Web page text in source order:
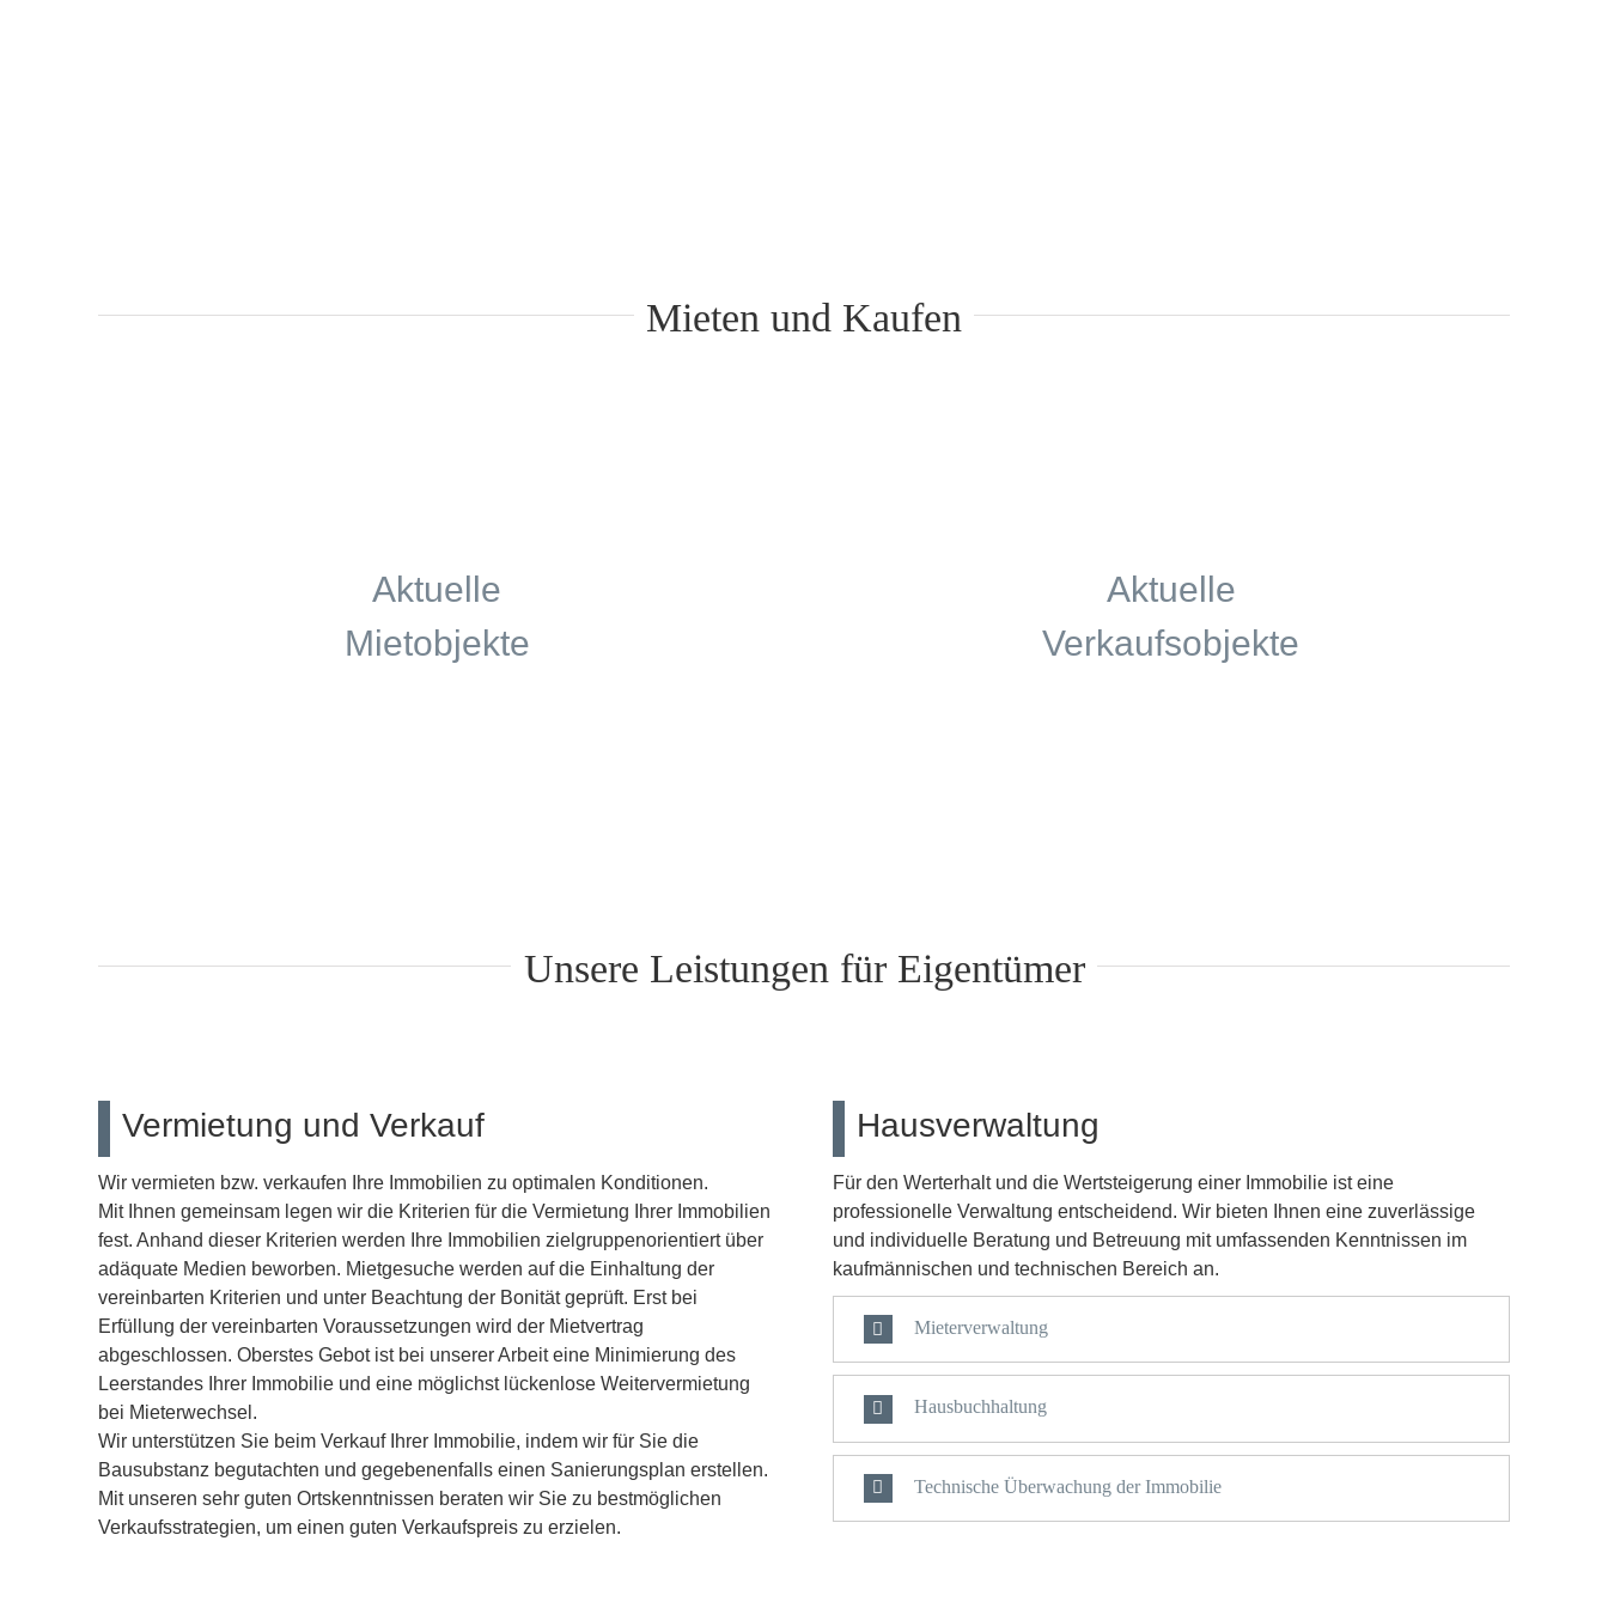
Mieten und Kaufen
Aktuelle
Mietobjekte
Aktuelle
Verkaufsobjekte
Unsere Leistungen für Eigentümer
Vermietung und Verkauf
Wir vermieten bzw. verkaufen Ihre Immobilien zu optimalen Konditionen.
Mit Ihnen gemeinsam legen wir die Kriterien für die Vermietung Ihrer Immobilien
fest. Anhand dieser Kriterien werden Ihre Immobilien zielgruppenorientiert über
adäquate Medien beworben. Mietgesuche werden auf die Einhaltung der
vereinbarten Kriterien und unter Beachtung der Bonität geprüft. Erst bei
Erfüllung der vereinbarten Voraussetzungen wird der Mietvertrag
abgeschlossen. Oberstes Gebot ist bei unserer Arbeit eine Minimierung des
Leerstandes Ihrer Immobilie und eine möglichst lückenlose Weitervermietung
bei Mieterwechsel.
Wir unterstützen Sie beim Verkauf Ihrer Immobilie, indem wir für Sie die
Bausubstanz begutachten und gegebenenfalls einen Sanierungsplan erstellen.
Mit unseren sehr guten Ortskenntnissen beraten wir Sie zu bestmöglichen
Verkaufsstrategien, um einen guten Verkaufspreis zu erzielen.
Hausverwaltung
Für den Werterhalt und die Wertsteigerung einer Immobilie ist eine
professionelle Verwaltung entscheidend. Wir bieten Ihnen eine zuverlässige
und individuelle Beratung und Betreuung mit umfassenden Kenntnissen im
kaufmännischen und technischen Bereich an.
Mieterverwaltung
Hausbuchhaltung
Technische Überwachung der Immobilie